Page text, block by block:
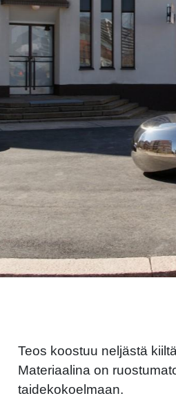
Teos koostuu neljästä
Materiaalina on
taidekokoelmaan.